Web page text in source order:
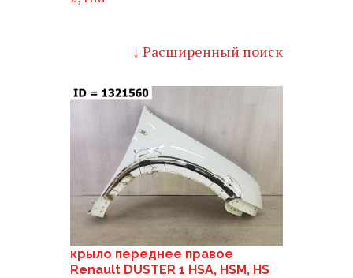
↓ Расширенный поиск
крыло переднее правое
Renault DUSTER 1 HSA, HSM, HS